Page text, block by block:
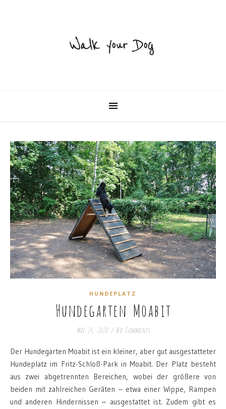
HUNDEPLATZ
Hundegarten Moabit
Mai 24, 2020 / No Comments
Der Hundegarten Moabit ist ein kleiner, aber gut ausgestatteter
Hundeplatz im Fritz-Schloß-Park in Moabit. Der Platz besteht
aus zwei abgetrennten Bereichen, wobei der größere von
beiden mit zahlreichen Geräten – etwa einer Wippe, Rampen
und anderen Hindernissen – ausgestattet ist. Zudem gibt es